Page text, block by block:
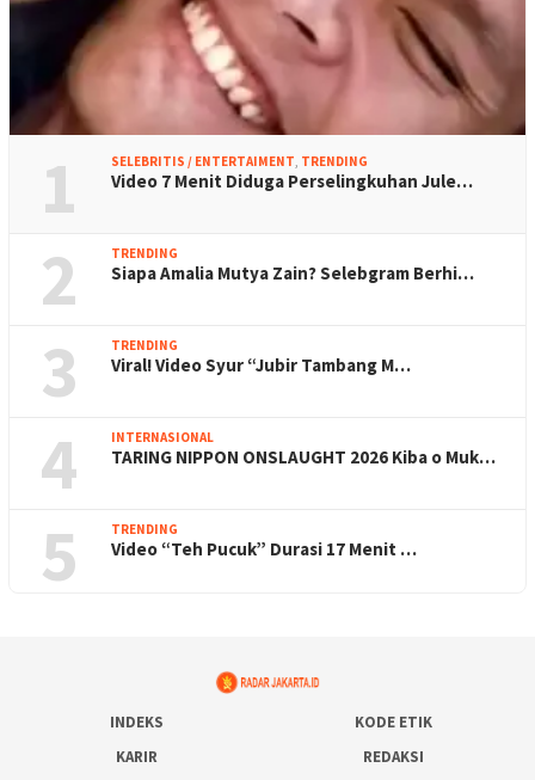
1 SELEBRITIS / ENTERTAIMENT TRENDING
Video 7 Menit Diduga Perselingkuhan Jule…
2 TRENDING
Siapa Amalia Mutya Zain? Selebgram Berhi…
3 TRENDING
Viral! Video Syur “Jubir Tambang M…
4 INTERNASIONAL
TARING NIPPON ONSLAUGHT 2026 Kiba o Muk…
5 TRENDING
Video “Teh Pucuk” Durasi 17 Menit …
INDEKS
KODE ETIK
KARIR
REDAKSI